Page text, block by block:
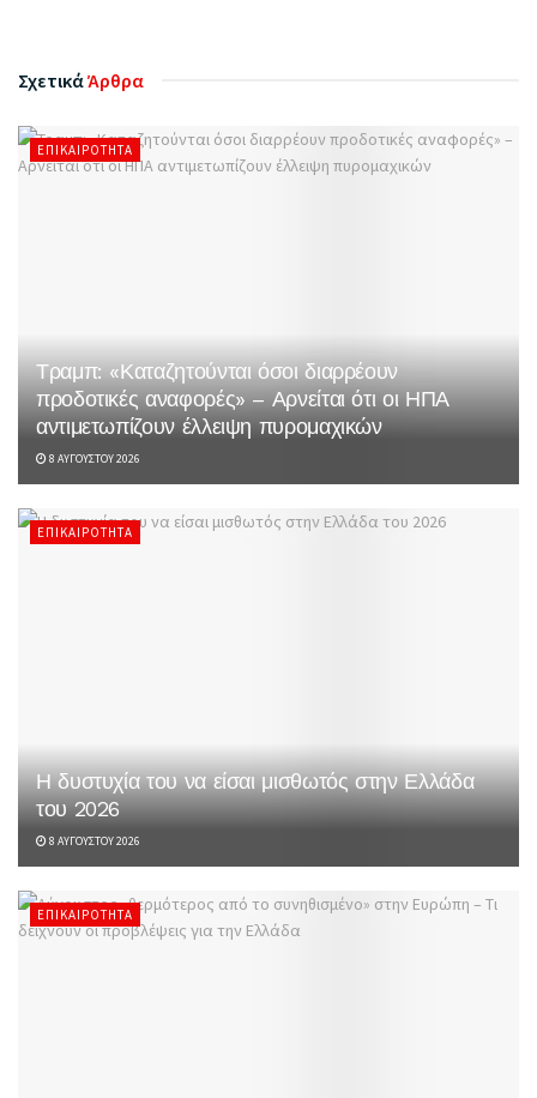
ΣχετικάΆρθρα
ΕΠΙΚΑΙΡΌΤΗΤΑ
Τραμπ: «Καταζητούνται όσοι διαρρέουν
προδοτικές αναφορές» – Αρνείται ότι οι ΗΠΑ
αντιμετωπίζουν έλλειψη πυρομαχικών
8 ΑΥΓΟΎΣΤΟΥ 2026
ΕΠΙΚΑΙΡΌΤΗΤΑ
Η δυστυχία του να είσαι μισθωτός στην Ελλάδα
του 2026
8 ΑΥΓΟΎΣΤΟΥ 2026
ΕΠΙΚΑΙΡΌΤΗΤΑ